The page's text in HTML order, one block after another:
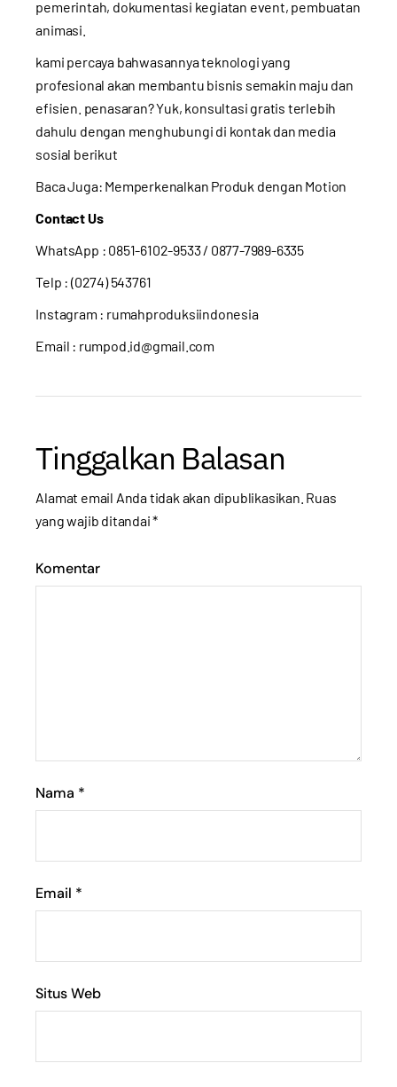
pemerintah, dokumentasi kegiatan event, pembuatan
animasi.
kami percaya bahwasannya teknologi yang
profesional akan membantu bisnis semakin maju dan
efisien. penasaran? Yuk, konsultasi gratis terlebih
dahulu dengan menghubungi di kontak dan media
sosial berikut
Baca Juga: Memperkenalkan Produk dengan Motion
Contact Us
WhatsApp : 0851-6102-9533/ 0877-7989-6335
Telp : (0274) 543761
Instagram : rumahproduksiindonesia
Email : rumpod.id@gmail.com
Tinggalkan Balasan
Alamat email Anda tidak akan dipublikasikan. Ruas
yang wajib ditandai*
Komentar
Nama *
Email *
Situs Web